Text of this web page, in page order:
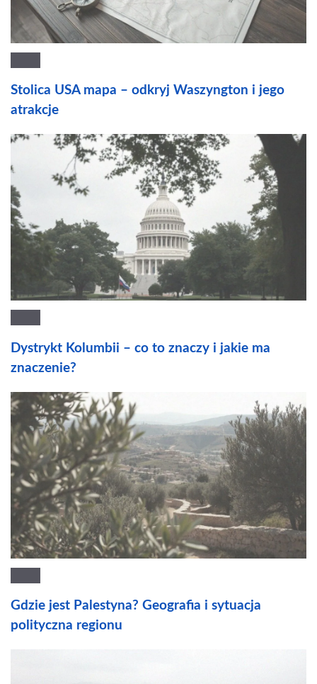
Stolica USA mapa – odkryj Waszyngton i jego
atrakcje
Dystrykt Kolumbii – co to znaczy i jakie ma
znaczenie?
Gdzie jest Palestyna? Geografia i sytuacja
polityczna regionu